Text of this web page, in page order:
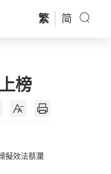
繁 简
榜
擬效法蔡瀾